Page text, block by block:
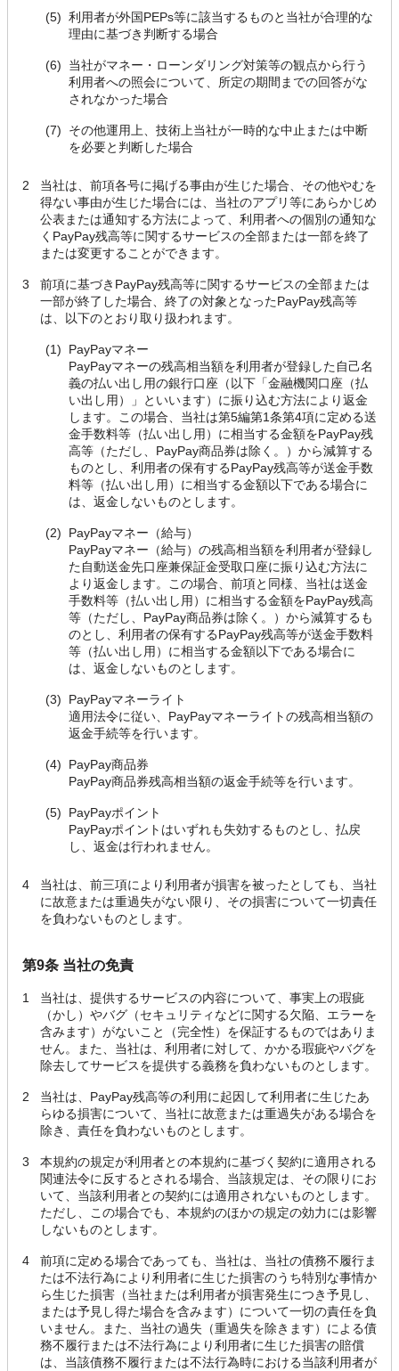
(5) 利用者が外国PEPs等に該当するものと当社が合理的な
理由に基づき判断する場合
(6)
当社がマネー・ローンダリング対策等の観点から行う
利用者への照会について、所定の期間までの回答がな
されなかった場合
(7)
その他運用上、技術上当社が一時的な中止または中断
を必要と判断した場合
2
当社は、前項各号に掲げる事由が生じた場合、その他やむを
得ない事由が生じた場合には、当社のアプリ等にあらかじめ
公表または通知する方法によって、利用者への個別の通知な
くPayPay残高等に関するサービスの全部または一部を終了
または変更することができます。
3
前項に基づきPayPay残高等に関するサービスの全部または
一部が終了した場合、終了の対象となったPayPay残高等
は、以下のとおり取り扱われます。
(1)
PayPayマネー
PayPayマネーの残高相当額を利用者が登録した自己名
義の払い出し用の銀行口座（以下「金融機関口座（払
い出し用）」といいます）に振り込む方法により返金
します。この場合、当社は第5編第1条第4項に定める送
金手数料等（払い出し用）に相当する金額をPayPay残
高等（ただし、PayPay商品券は除く。）から減算する
ものとし、利用者の保有するPayPay残高等が送金手数
料等（払い出し用）に相当する金額以下である場合に
は、返金しないものとします。
(2)
PayPayマネー（給与）
PayPayマネー（給与）の残高相当額を利用者が登録し
た自動送金先口座兼保証金受取口座に振り込む方法に
より返金します。この場合、前項と同様、当社は送金
手数料等（払い出し用）に相当する金額をPayPay残高
等（ただし、PayPay商品券は除く。）から減算するも
のとし、利用者の保有するPayPay残高等が送金手数料
等（払い出し用）に相当する金額以下である場合に
は、返金しないものとします。
(3)
PayPayマネーライト
適用法令に従い、PayPayマネーライトの残高相当額の
返金手続等を行います。
(4)
PayPay商品券
PayPay商品券残高相当額の返金手続等を行います。
(5)
PayPayポイント
PayPayポイントはいずれも失効するものとし、払戻
し、返金は行われません。
4
当社は、前三項により利用者が損害を被ったとしても、当社
に故意または重過失がない限り、その損害について一切責任
を負わないものとします。
第9条 当社の免責
1
当社は、提供するサービスの内容について、事実上の瑕疵
（かし）やバグ（セキュリティなどに関する欠陥、エラーを
含みます）がないこと（完全性）を保証するものではありま
せん。また、当社は、利用者に対して、かかる瑕疵やバグを
除去してサービスを提供する義務を負わないものとします。
2
当社は、PayPay残高等の利用に起因して利用者に生じたあ
らゆる損害について、当社に故意または重過失がある場合を
除き、責任を負わないものとします。
3
本規約の規定が利用者との本規約に基づく契約に適用される
関連法令に反するとされる場合、当該規定は、その限りにお
いて、当該利用者との契約には適用されないものとします。
ただし、この場合でも、本規約のほかの規定の効力には影響
しないものとします。
4
前項に定める場合であっても、当社は、当社の債務不履行ま
たは不法行為により利用者に生じた損害のうち特別な事情か
ら生じた損害（当社または利用者が損害発生につき予見し、
または予見し得た場合を含みます）について一切の責任を負
いません。また、当社の過失（重過失を除きます）による債
務不履行または不法行為により利用者に生じた損害の賠償
は、当該債務不履行または不法行為時における当該利用者が